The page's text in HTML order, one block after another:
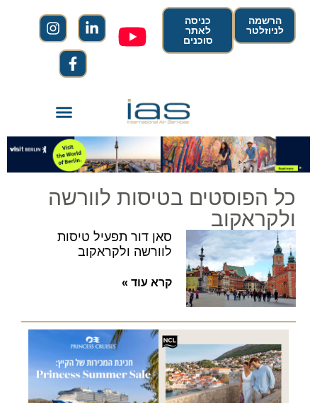
הרשמה
לניוזלטר
כניסה
לאתר
סוכנים
כל הפוסטים בטיסות לוורשה
ולקראקוב
סאן דור תפעיל טיסות
לוורשה ולקראקוב
קרא עוד »